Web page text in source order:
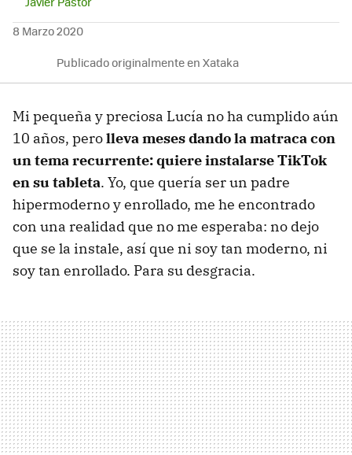
8 Marzo 2020
Publicado originalmente en Xataka
Mi pequeña y preciosa Lucía no ha cumplido aún
10 años, perolleva meses dando la matraca con
un tema recurrente: quiere instalarse TikTok
en su tableta. Yo, que quería ser un padre
hipermoderno y enrollado, me he encontrado
con una realidad que no me esperaba: no dejo
que se la instale, así que ni soy tan moderno, ni
soy tan enrollado. Para su desgracia.